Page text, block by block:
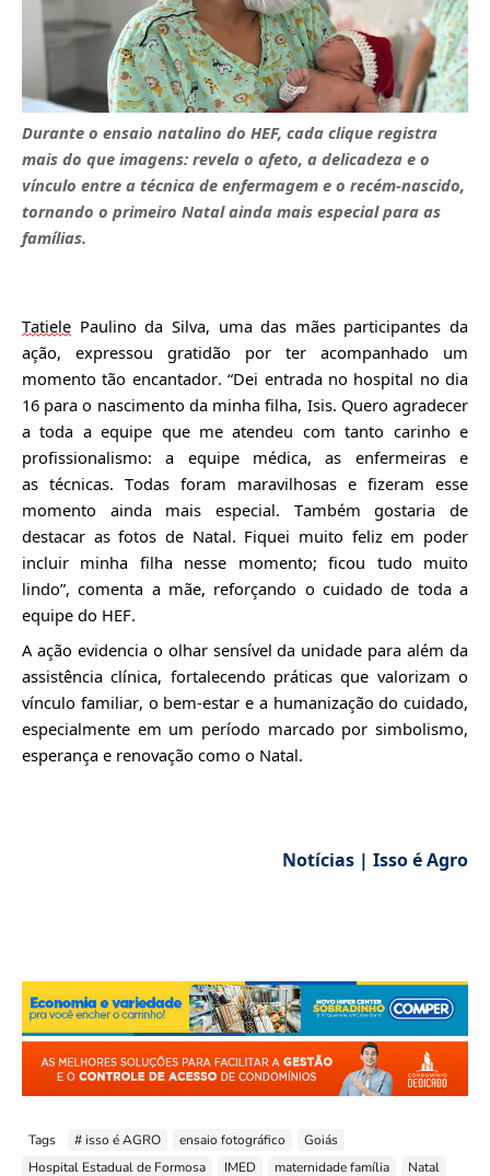
Durante o ensaio natalino do HEF, cada clique registra
mais do que imagens: revela o afeto, a delicadeza e o
vínculo entre a técnica de enfermagem e o recém-nascido,
tornando o primeiro Natal ainda mais especial para as
famílias.
Tatiele Paulino da Silva, uma das mães participantes da
ação, expressou gratidão por ter acompanhado um
momento tão encantador. “Dei entrada no hospital no dia
16 para o nascimento da minha filha, Isis. Quero agradecer
a toda a equipe que me atendeu com tanto carinho e
profissionalismo: a equipe médica, as enfermeiras e
as técnicas. Todas foram maravilhosas e fizeram esse
momento ainda mais especial. Também gostaria de
destacar as fotos de Natal. Fiquei muito feliz em poder
incluir minha filha nesse momento; ficou tudo muito
lindo”, comenta a mãe, reforçando o cuidado de toda a
equipe do HEF.
A ação evidencia o olhar sensível da unidade para além da
assistência clínica, fortalecendo práticas que valorizam o
vínculo familiar, o bem-estar e a humanização do cuidado,
especialmente em um período marcado por simbolismo,
esperança e renovação como o Natal.
Notícias | Isso é Agro
Tags # isso é AGRO ensaio fotográfico
Goiás
Hospital Estadual de Formosa
IMED maternidade família Natal